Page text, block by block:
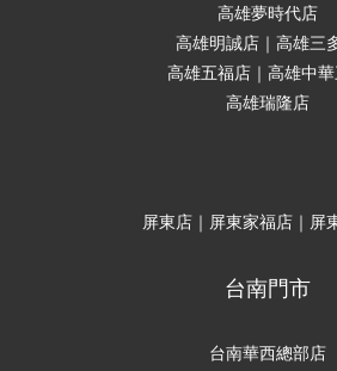
高雄夢時代店
高雄明誠店｜高雄三
高雄五福店｜高雄中
高雄瑞隆店
屏東店｜屏東家福店｜屏
台南門市
台南華西總部店